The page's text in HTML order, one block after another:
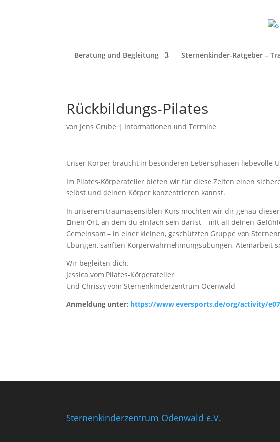
Beratung und Begleitung Sternenkinder-Ratgeber –
Rückbildungs-Pilates
von Jens Grube | Informationen und Termine
Unser Körper braucht in besonderen Lebensphasen liebevolle
Im Pilates-Körperatelier bieten wir für diese Zeiten einen
selbst und deinen Körper konzentrieren kannst.
In unserem traumasensiblen Kurs möchten wir dir genau
Einen Ort, an dem du einfach sein darfst – mit all deinen
Gemeinsam – in einer kleinen, geschützten Gruppe von
Übungen, sanften Körperwahrnehmungsübungen, Atemarbeit
Wir begleiten dich.
Jessica vom Pilates-Körperatelier
Und Chrissy vom Sternenkinderzentrum Odenwald
Anmeldung unter: https://www.eversports.de/org/activity/
Sternenkinderzentrum Odenwald e.V.